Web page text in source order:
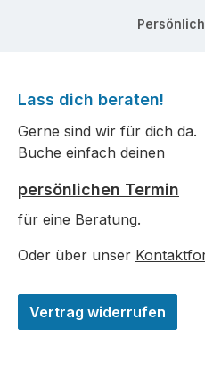
Lass dich beraten!
Gerne sind wir für dich da.
Buche einfach deinen
persönlichen Termin
für eine Beratung.
Oder über unser
Vertrag widerrufen